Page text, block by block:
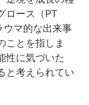
ロース（PT
ウマ的な出来事
ことを指しま
性に気づいた
と考えられてい